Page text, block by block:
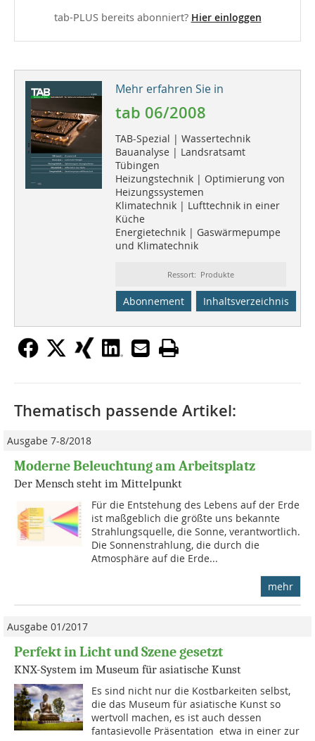
tab-PLUS bereits abonniert? Hier einloggen
Mehr erfahren Sie in
tab 06/2008
TAB-Spezial | Wassertechnik
Bauanalyse | Landsratsamt
Tübingen
Heizungstechnik | Optimierung von
Heizungssystemen
Klimatechnik | Lufttechnik in einer
Küche
Energietechnik | Gaswärmepumpe
und Klimatechnik
Ressort: Produkte
Abonnement Inhaltsverzeichnis
Thematisch passende Artikel:
Ausgabe 7-8/2018
Moderne Beleuchtung am Arbeitsplatz
Der Mensch steht im Mittelpunkt
Für die Entstehung des Lebens auf der Erde
ist maßgeblich die größte uns bekannte
Strahlungsquelle, die Sonne, verant­wort­lich.
Die Sonnenstrahlung, die durch die
Atmosphäre auf die Erde...
mehr
Ausgabe 01/2017
Perfekt in Licht und Szene gesetzt
KNX-System im Museum für asiatische Kunst
Es sind nicht nur die Kostbarkeiten selbst,
die das Museum für asiatische Kunst so
wertvoll machen, es ist auch dessen
fantasievolle Präsentation  etwa in einer zur